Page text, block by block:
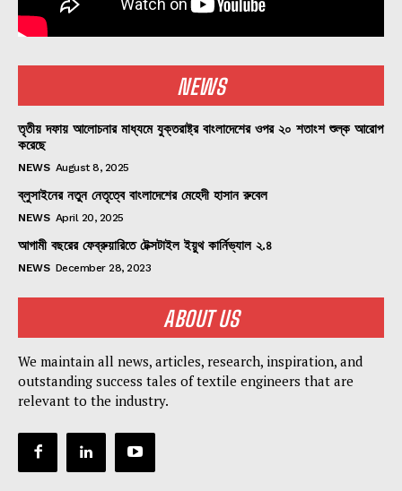
NEWS
তৃতীয় দফায় আলোচনার মাধ্যমে যুক্তরাষ্ট্র বাংলাদেশের ওপর ২০ শতাংশ শুল্ক আরোপ
করেছে
NEWS August 8, 2025
ব্লুসাইনের নতুন নেতৃত্বে বাংলাদেশের মেহেদী হাসান রুবেল
NEWS April 20, 2025
আগামী বছরের ফেব্রুয়ারিতে টেক্সটাইল ইয়ুথ কার্নিভ্যাল ২.৪
NEWS December 28, 2023
ABOUT US
We maintain all news, articles, research, inspiration, and
outstanding success tales of textile engineers that are
relevant to the industry.